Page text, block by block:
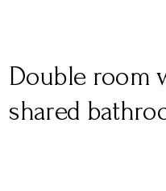
Double room
shared